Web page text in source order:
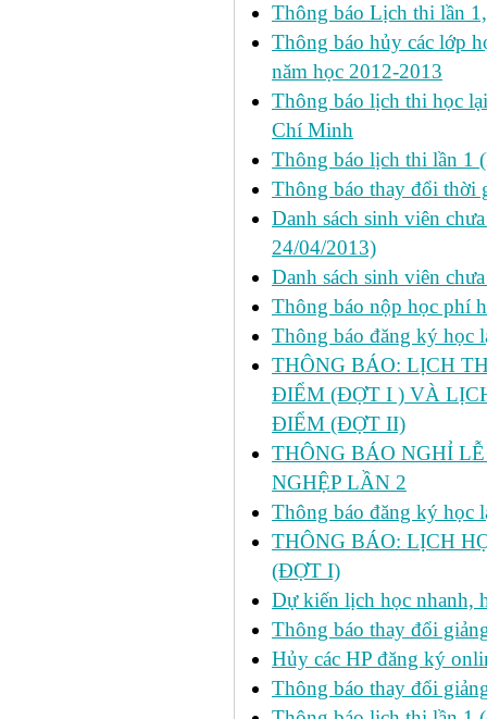
Thông báo Lịch thi lần
Thông báo hủy các lớp
năm học 2012-2013
Thông báo lịch thi học
Chí Minh
Thông báo lịch thi lần 1
Thông báo thay đổi thời
Danh sách sinh viên
24/04/2013)
Danh sách sinh viên
Thông báo nộp học phí
Thông báo đăng ký học
THÔNG BÁO: LỊCH
ĐIỂM (ĐỢT I ) VÀ
ĐIỂM (ĐỢT II)
THÔNG BÁO NGHỈ
NGHỆP LẦN 2
Thông báo đăng ký học
THÔNG BÁO: LỊCH
(ĐỢT I)
Dự kiến lịch học nhanh,
Thông báo thay đổi
Hủy các HP đăng ký
Thông báo thay đổi